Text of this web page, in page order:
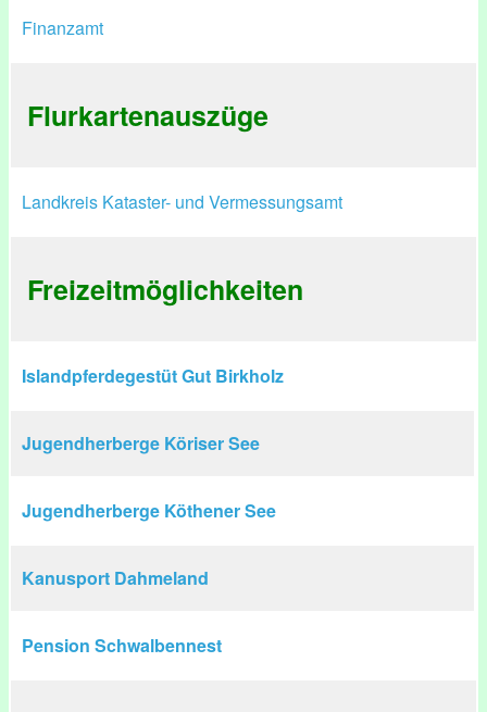
Finanzamt
Flurkartenauszüge
Landkreis Kataster- und Vermessungsamt
Freizeitmöglichkeiten
Islandpferdegestüt Gut Birkholz
Jugendherberge Köriser See
Jugendherberge Köthener See
Kanusport Dahmeland
Pension Schwalbennest